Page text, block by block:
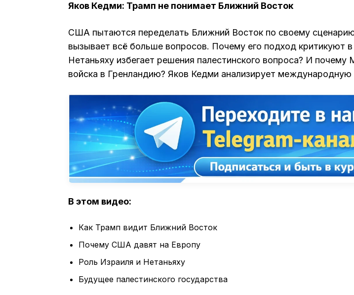
Яков Кедми: Трамп не понимает Ближний Восток
США пытаются переделать Ближний Восток по своему
вызывает всё больше вопросов. Почему его подход критикуют
Нетаньяху избегает решения палестинского вопроса? И почему
войска в Гренландию? Яков Кедми анализирует международную
В этом видео:
Как Трамп видит Ближний Восток
Почему США давят на Европу
Роль Израиля и Нетаньяху
Будущее палестинского государства